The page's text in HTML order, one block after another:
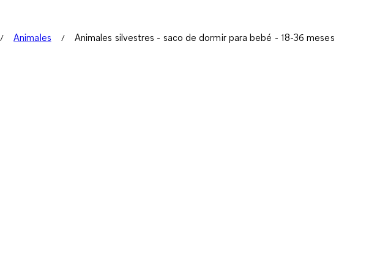
Animales Animales silvestres - saco de dormir para bebé - 18-36 meses